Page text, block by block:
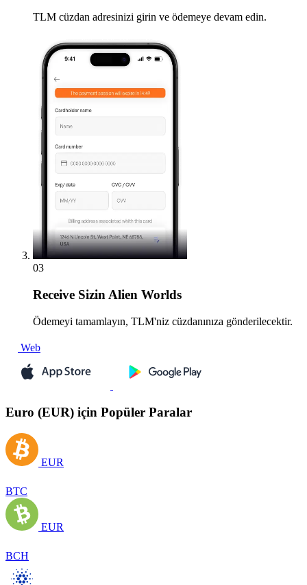
TLM cüzdan adresinizi girin ve ödemeye devam edin.
03
Receive Sizin Alien Worlds
Ödemeyi tamamlayın, TLM'niz cüzdanınıza gönderilecektir.
Web
Euro (EUR) için Popüler Paralar
EUR
BTC
EUR
BCH